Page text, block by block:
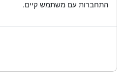
התחברות עם משתמש קיים.